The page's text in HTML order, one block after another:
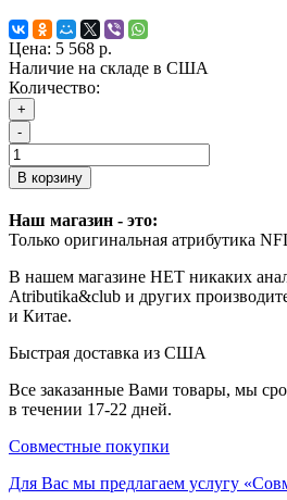
Цена: 5 568 р.
Наличие на складе в США
Количество:
+
-
В корзину
Наш магазин - это:
Только оригинальная атрибутика
В нашем магазине НЕТ никаких
Atributika&club и других
и Китае.
Быстрая доставка из США
Все заказанные Вами товары, мы
в течении 17-22 дней.
Совместные покупки
Для Вас мы предлагаем услугу